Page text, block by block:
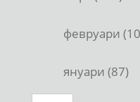
февруари
януари (87)